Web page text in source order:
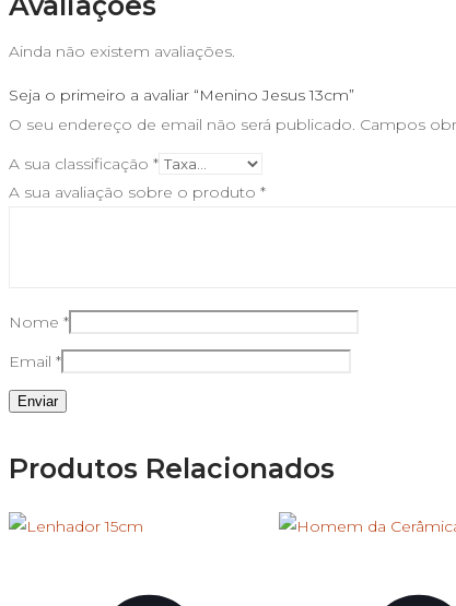
Ainda não existem avaliações.
Seja o primeiro a avaliar “Menino Jesus 13cm”
O seu endereço de email não será publicado. Campos
A sua classificação *
A sua avaliação sobre o produto *
Nome *
Email *
Produtos Relacionados